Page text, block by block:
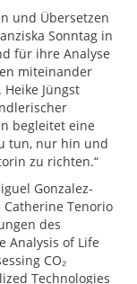
und Übersetzen
Sonntag in
für ihre Analyse
miteinander
Jüngst
begleitet eine
tun, nur hin und
zu richten.“
Gonzalez-
Tenorio
des
Analysis of Life
CO₂
Technologies